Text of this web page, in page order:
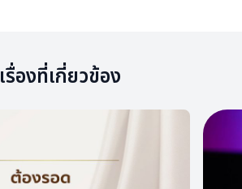
เรื่องที่เกี่ยวข้อง